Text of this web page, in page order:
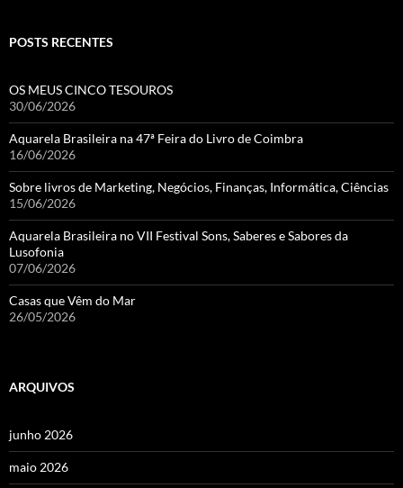
POSTS RECENTES
OS MEUS CINCO TESOUROS
30/06/2026
Aquarela Brasileira na 47ª Feira do Livro de Coimbra
16/06/2026
Sobre livros de Marketing, Negócios, Finanças, Informática, Ciências
15/06/2026
Aquarela Brasileira no VII Festival Sons, Saberes e Sabores da
Lusofonia
07/06/2026
Casas que Vêm do Mar
26/05/2026
ARQUIVOS
junho 2026
maio 2026